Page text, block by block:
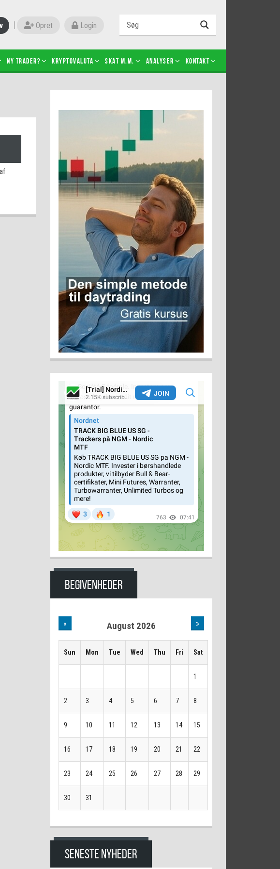
Opret Login
Ny trader?
de nye ESMA-regler
Futures-kontrakter
Kopier Jeppe Kirk Bonde
Kryptovaluta SKAT m.m. Analyser Kontakt
BEGIVENHEDER
« August 2026 »
Sun Mon Tue Wed Thu Fri Sat
1
2 3 4 5 6 7 8
9 10 11 12 13 14 15
16 17 18 19 20 21 22
23 24 25 26 27 28 29
30 31
SENESTE NYHEDER